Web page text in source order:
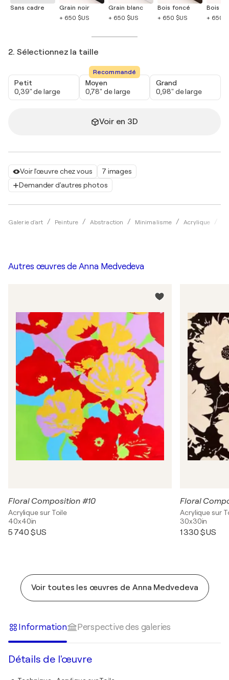
Voir l'œuvre chez vous
7 images
Demander d'autres photos
Galerie d'art Peinture Abstraction Minimalisme Acrylique
Sans cadre
Grain noir
+ 650 $US
Grain blanc
+ 650 $US
Bois foncé
+ 650 $US
Bois
+ 650
2. Sélectionnez la taille
Petit
0,39" de large
Recommandé
Moyen
0,78" de large
Grand
0,98" de large
Voir en 3D
Autres œuvres de Anna Medvedeva
Floral Composition #10
Acrylique sur Toile
40x40in
5 740 $US
Floral
Acrylique sur
30x30in
1 330 $US
Voir toutes les œuvres de Anna Medvedeva
Information Perspective des galeries
Détails de l'œuvre